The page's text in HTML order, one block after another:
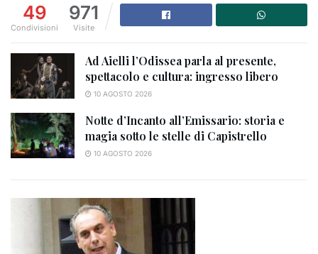
49
Condivisioni
971
Visite
Ad Aielli l’Odissea parla al presente,
spettacolo e cultura: ingresso libero
10 AGOSTO 2026
Notte d’Incanto all’Emissario: storia e
magia sotto le stelle di Capistrello
10 AGOSTO 2026